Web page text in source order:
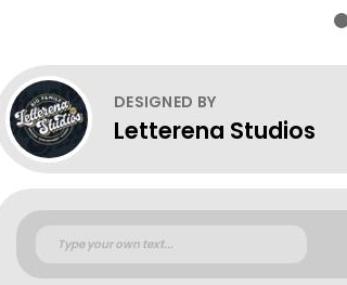
DESIGNED BY
Letterena Studios